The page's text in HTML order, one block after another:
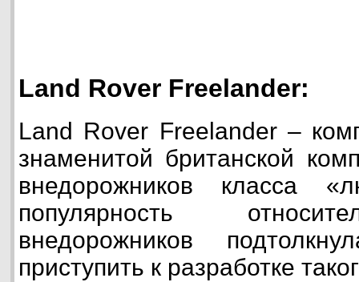
Land Rover Freelander:
Land Rover Freelander –
знаменитой британской
внедорожников класса
популярность
внедорожников
приступить к разработке